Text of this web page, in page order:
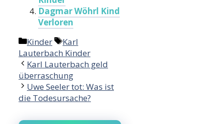
Dagmar Wöhrl Kind
Verloren
Categories
Kinder Tags
Karl
Lauterbach Kinder
Karl Lauterbach geld
überraschung
Uwe Seeler tot: Was ist
die Todesursache?